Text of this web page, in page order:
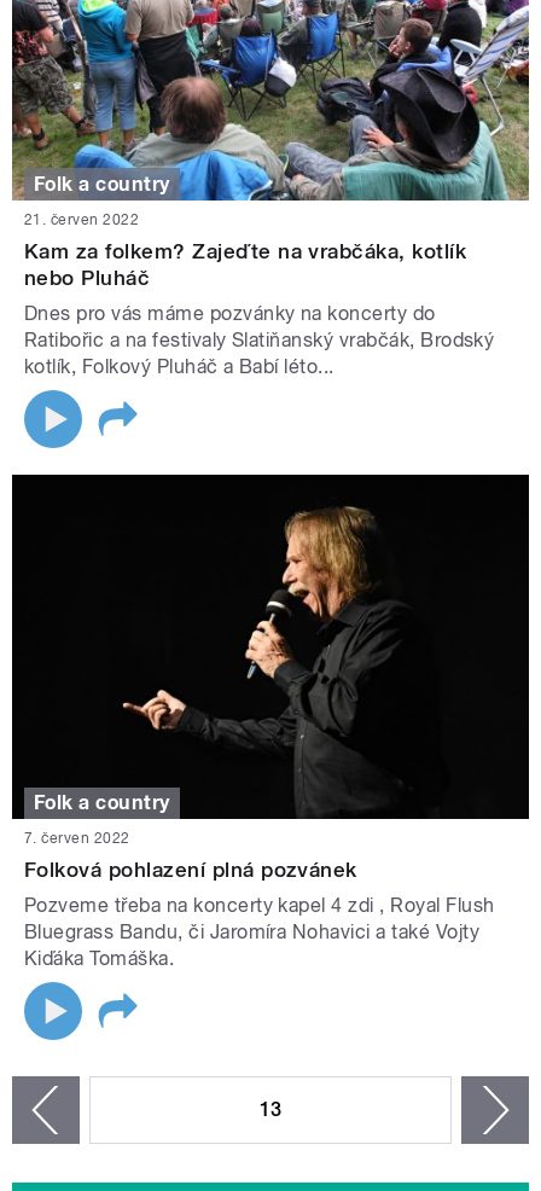
Folk a country
21. červen 2022
Kam za folkem? Zajeďte na vrabčáka, kotlík
nebo Pluháč
Dnes pro vás máme pozvánky na koncerty do
Ratibořic a na festivaly Slatiňanský vrabčák, Brodský
kotlík, Folkový Pluháč a Babí léto...
Folk a country
7. červen 2022
Folková pohlazení plná pozvánek
Pozveme třeba na koncerty kapel 4 zdi , Royal Flush
Bluegrass Bandu, či Jaromíra Nohavici a také Vojty
Kiďáka Tomáška.
13